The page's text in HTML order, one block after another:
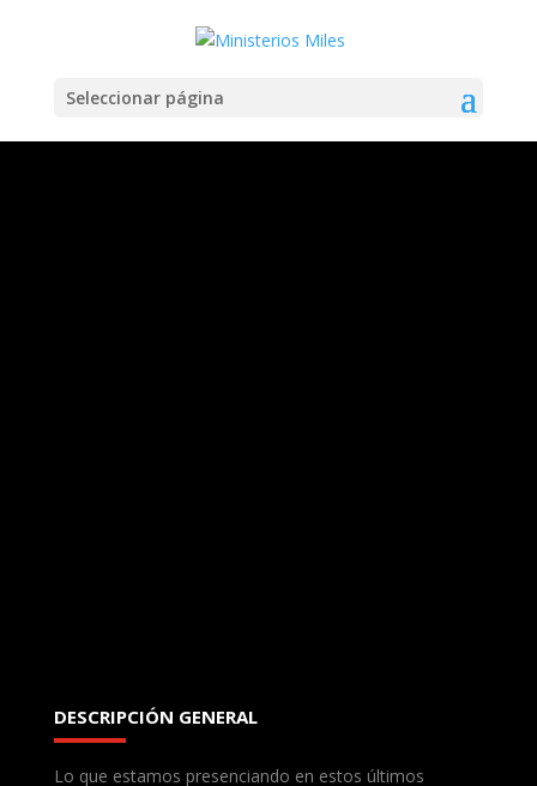
Seleccionar página
DESCRIPCIÓN GENERAL
Lo que estamos presenciando en estos últimos